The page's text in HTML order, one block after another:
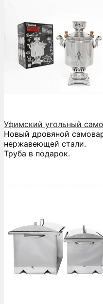
Уфимский угольный
Новый дровяной
нержавеющей стали.
Труба в подарок.